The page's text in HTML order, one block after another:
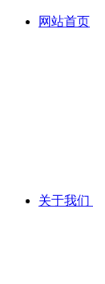
网站首页
关于我们